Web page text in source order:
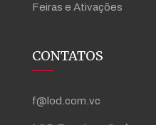
Feiras e Ativações
CONTATOS
f@lod.com.vc